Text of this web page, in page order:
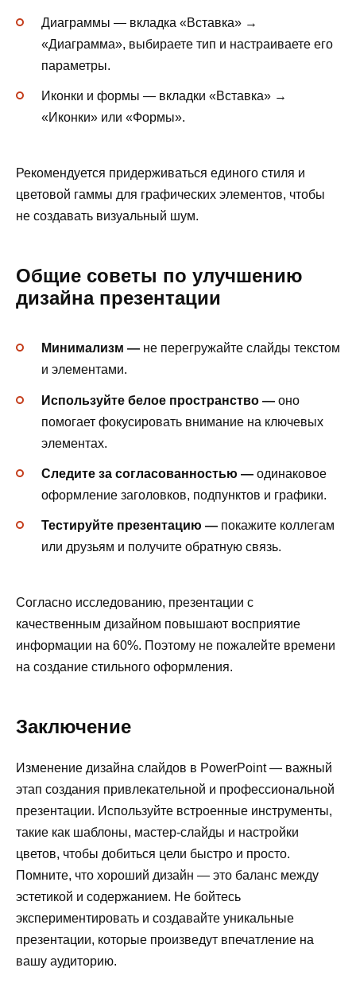
Диаграммы — вкладка «Вставка» →
«Диаграмма», выбираете тип и настраиваете его
параметры.
Иконки и формы — вкладки «Вставка» →
«Иконки» или «Формы».
Рекомендуется придерживаться единого стиля и
цветовой гаммы для графических элементов, чтобы
не создавать визуальный шум.
Общие советы по улучшению
дизайна презентации
Минимализм — не перегружайте слайды текстом
и элементами.
Используйте белое пространство — оно
помогает фокусировать внимание на ключевых
элементах.
Следите за согласованностью — одинаковое
оформление заголовков, подпунктов и графики.
Тестируйте презентацию — покажите коллегам
или друзьям и получите обратную связь.
Согласно исследованию, презентации с
качественным дизайном повышают восприятие
информации на 60%. Поэтому не пожалейте времени
на создание стильного оформления.
Заключение
Изменение дизайна слайдов в PowerPoint — важный
этап создания привлекательной и профессиональной
презентации. Используйте встроенные инструменты,
такие как шаблоны, мастер-слайды и настройки
цветов, чтобы добиться цели быстро и просто.
Помните, что хороший дизайн — это баланс между
эстетикой и содержанием. Не бойтесь
экспериментировать и создавайте уникальные
презентации, которые произведут впечатление на
вашу аудиторию.